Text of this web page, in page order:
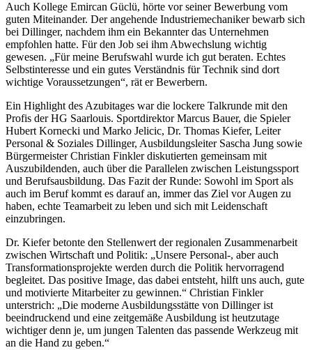
Auch Kollege Emircan Güclü, hörte vor seiner Bewerbung vom
guten Miteinander. Der angehende Industriemechaniker bewarb sich
bei Dillinger, nachdem ihm ein Bekannter das Unternehmen
empfohlen hatte. Für den Job sei ihm Abwechslung wichtig
gewesen. „Für meine Berufswahl wurde ich gut beraten. Echtes
Selbstinteresse und ein gutes Verständnis für Technik sind dort
wichtige Voraussetzungen“, rät er Bewerbern.
Ein Highlight des Azubitages war die lockere Talkrunde mit den
Profis der HG Saarlouis. Sportdirektor Marcus Bauer, die Spieler
Hubert Kornecki und Marko Jelicic, Dr. Thomas Kiefer, Leiter
Personal & Soziales Dillinger, Ausbildungsleiter Sascha Jung sowie
Bürgermeister Christian Finkler diskutierten gemeinsam mit
Auszubildenden, auch über die Parallelen zwischen Leistungssport
und Berufsausbildung. Das Fazit der Runde: Sowohl im Sport als
auch im Beruf kommt es darauf an, immer das Ziel vor Augen zu
haben, echte Teamarbeit zu leben und sich mit Leidenschaft
einzubringen.
Dr. Kiefer betonte den Stellenwert der regionalen Zusammenarbeit
zwischen Wirtschaft und Politik: „Unsere Personal-, aber auch
Transformationsprojekte werden durch die Politik hervorragend
begleitet. Das positive Image, das dabei entsteht, hilft uns auch, gute
und motivierte Mitarbeiter zu gewinnen.“ Christian Finkler
unterstrich: „Die moderne Ausbildungsstätte von Dillinger ist
beeindruckend und eine zeitgemäße Ausbildung ist heutzutage
wichtiger denn je, um jungen Talenten das passende Werkzeug mit
an die Hand zu geben.“